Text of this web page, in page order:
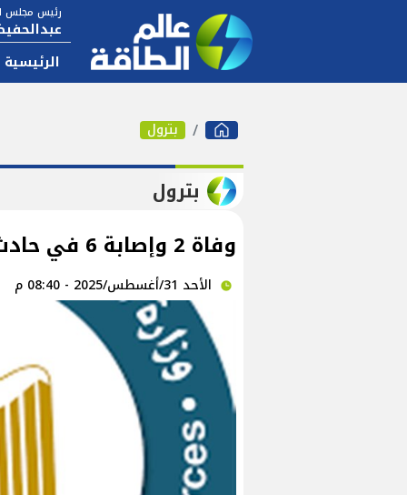
رئيس مجلس
الرئيسية
بترول
بترول
وفاة 2 وإصابة 6 في حادث انفجار خط غاز ابو سلطان
الأحد 31/أغسطس/2025 - 08:40 م